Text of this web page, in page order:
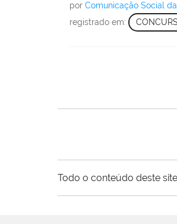
porComunicação Social
registrado em:
Todo o conteúdo deste